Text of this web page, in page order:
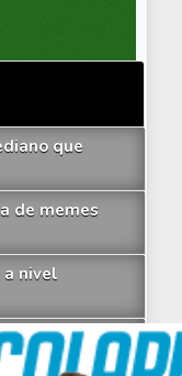
que
de memes
a nivel
con amante
(VIDEO)
de la Liga por